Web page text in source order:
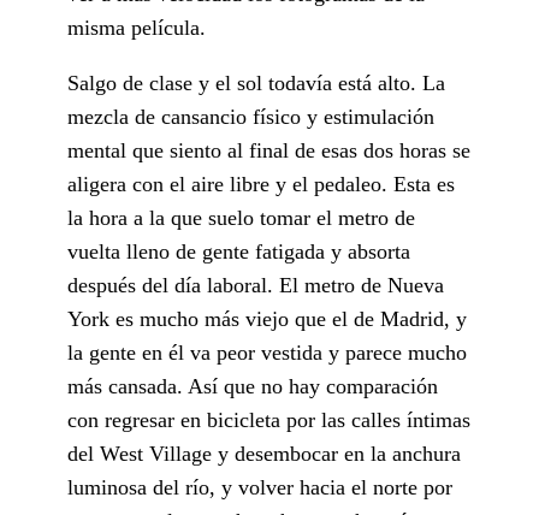
misma película.
Salgo de clase y el sol todavía está alto. La
mezcla de cansancio físico y estimulación
mental que siento al final de esas dos horas se
aligera con el aire libre y el pedaleo. Esta es
la hora a la que suelo tomar el metro de
vuelta lleno de gente fatigada y absorta
después del día laboral. El metro de Nueva
York es mucho más viejo que el de Madrid, y
la gente en él va peor vestida y parece mucho
más cansada. Así que no hay comparación
con regresar en bicicleta por las calles íntimas
del West Village y desembocar en la anchura
luminosa del río, y volver hacia el norte por